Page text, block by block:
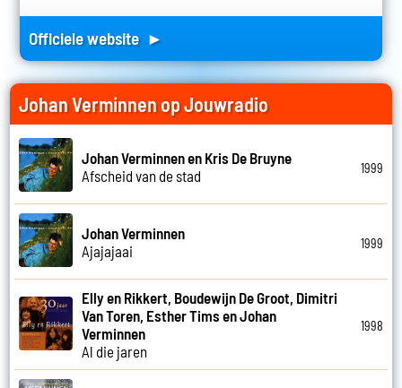
Officiele website ►
Johan Verminnen op Jouwradio
Johan Verminnen en Kris De Bruyne
Afscheid van de stad
1999
Johan Verminnen
Ajajajaai
1999
Elly en Rikkert, Boudewijn De Groot, Dimitri
Van Toren, Esther Tims en Johan
Verminnen
Al die jaren
1998